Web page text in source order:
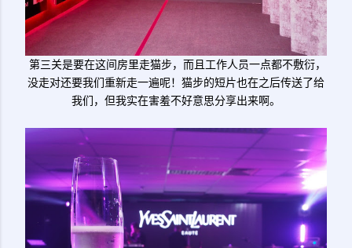
第三关是要在这间房里走猫步，而且工作人员一点都不敷衍，
没走对还要我们重新走一遍呢！猫步的短片也在之后传送了给
我们，但我实在害羞不好意思分享出来啊。